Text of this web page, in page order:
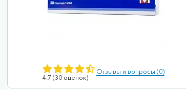
4.7 (30 оценок)
Отзывы и вопросы (0)